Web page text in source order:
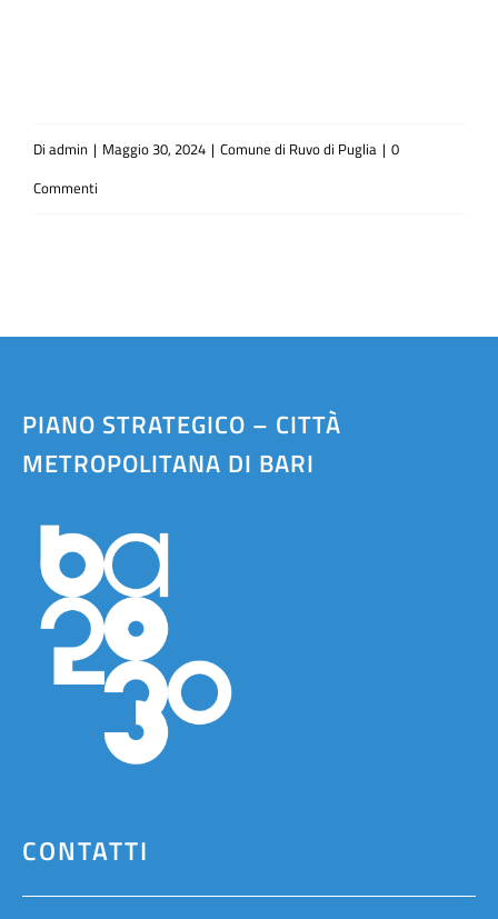
Di admin | Maggio 30, 2024 | Comune di Ruvo di Puglia | 0
Commenti
PIANO STRATEGICO – CITTÀ
METROPOLITANA DI BARI
CONTATTI